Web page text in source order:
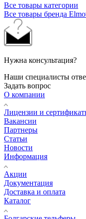
Все товары категории
Все товары бренда
Нужна консультация?
Наши специалисты
Задать вопрос
О компании
Лицензии и
Вакансии
Партнеры
Статьи
Новости
Информация
Акции
Документация
Доставка и оплата
Каталог